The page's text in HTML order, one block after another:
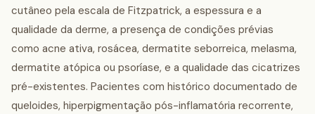
cutâneo pela escala de Fitzpatrick, a espessura e a
qualidade da derme, a presença de condições prévias
como acne ativa, rosácea, dermatite seborreica, melasma,
dermatite atópica ou psoríase, e a qualidade das cicatrizes
pré-existentes. Pacientes com histórico documentado de
queloides, hiperpigmentação pós-inflamatória recorrente,